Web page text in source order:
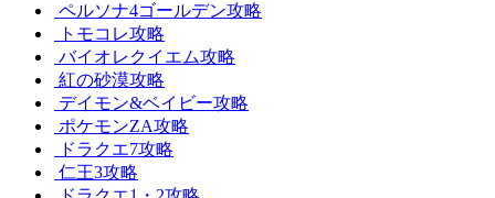
ペルソナ4ゴールデン攻略
トモコレ攻略
バイオレクイエム攻略
紅の砂漠攻略
デイモン&ベイビー攻略
ポケモンZA攻略
ドラクエ7攻略
仁王3攻略